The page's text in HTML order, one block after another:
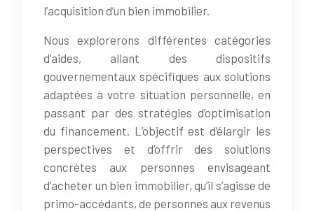
l’acquisition d’un bien immobilier.
Nous explorerons différentes catégories
d’aides, allant des dispositifs
gouvernementaux spécifiques aux solutions
adaptées à votre situation personnelle, en
passant par des stratégies d’optimisation
du financement. L’objectif est d’élargir les
perspectives et d’offrir des solutions
concrètes aux personnes envisageant
d’acheter un bien immobilier, qu’il s’agisse de
primo-accédants, de personnes aux revenus